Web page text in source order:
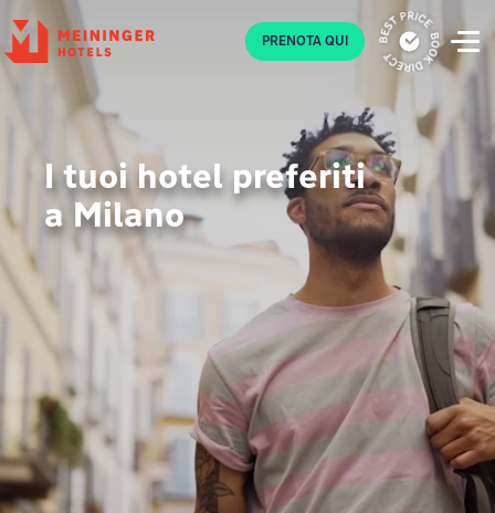
P PRENOTA QUI
I tuoi hotel preferiti
a Milano